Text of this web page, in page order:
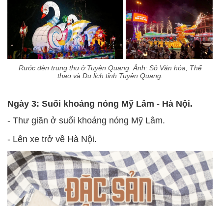
Rước đèn trung thu ở Tuyên Quang. Ảnh: Sở Văn hóa, Thể
thao và Du lịch tỉnh Tuyên Quang.
Ngày 3: Suối khoáng nóng Mỹ Lâm - Hà Nội.
- Thư giãn ở suối khoáng nóng Mỹ Lâm.
- Lên xe trở về Hà Nội.